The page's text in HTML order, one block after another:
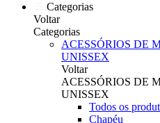
Categorias
Voltar
Categorias
ACESSÓRIOS DE
UNISSEX
Voltar
ACESSÓRIOS DE
UNISSEX
Todos os
Chapéu